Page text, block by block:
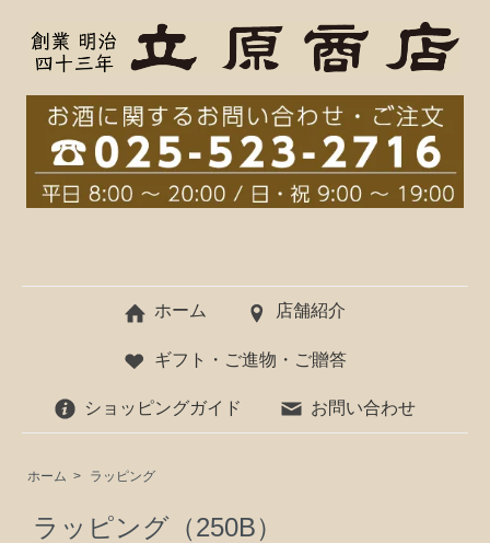
ホーム 店舗紹介
ギフト・ご進物・ご贈答
ショッピングガイド お問い合わせ
ホーム > ラッピング
ラッピング（250B）